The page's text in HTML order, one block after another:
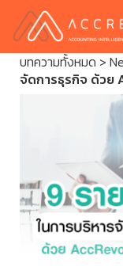
บทความทั้งหมด >
จัดการธุรกิจ ด้วย